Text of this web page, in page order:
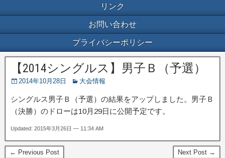
リンク
お問い合わせ
プライバシーポリシー
【2014シングルス】男子Ｂ（予選）
2014年10月28日 大会情報
シングルス男子Ｂ（予選）の結果をアップしました。男子Ｂ
（決勝）のドローは10月29日に公開予定です。
Updated: 2015年3月26日 — 11:34 AM
← Previous Post Next Post →